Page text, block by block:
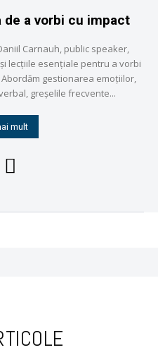
de a vorbi cu impact
Carnauh, public speaker,
lecțiile esențiale pentru a vorbi
gestionarea emoțiilor,
greșelile frecvente...
mult